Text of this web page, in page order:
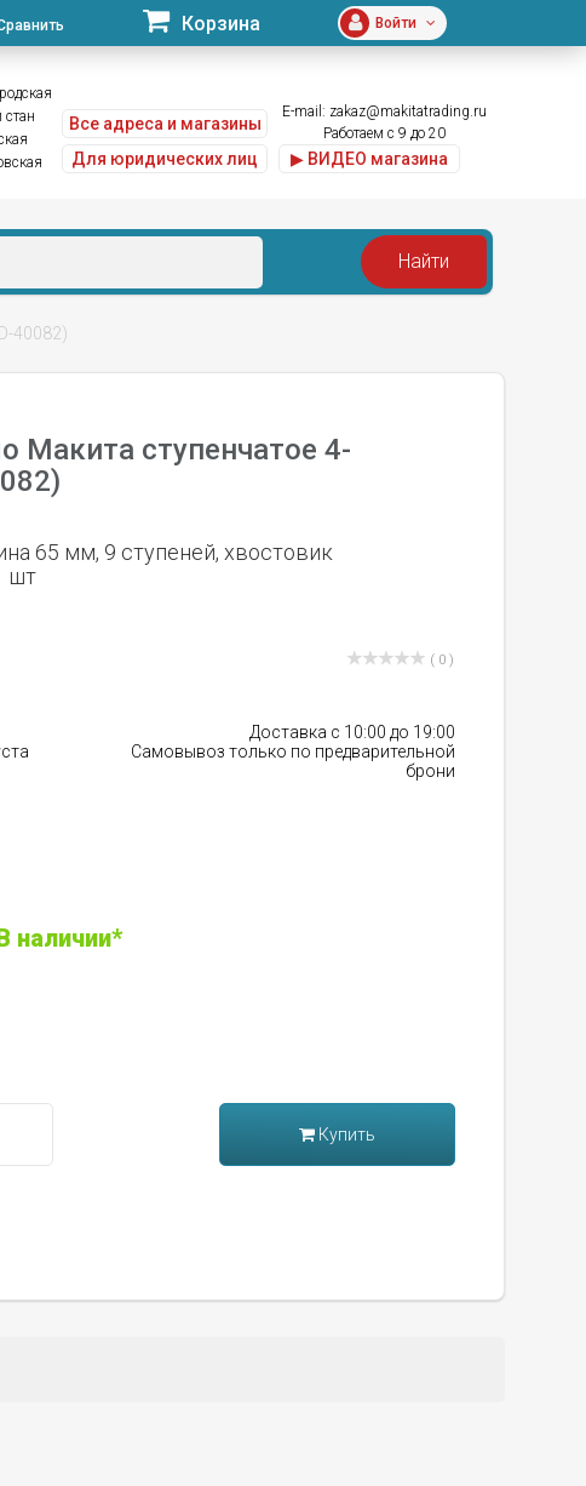
Корзина Войти
Все адреса и магазины
Для юридических лиц
E-mail: zakaz@makitatrading.ru
Работаем с 9 до 20
▶ ВИДЕО магазина
40082)
Макита ступенчатое 4-
65 мм, 9 ступеней, хвостовик
шт
( 0 )
Доставка с 10:00 до 19:00
Самовывоз только по предварительной
брони
наличии*
Купить